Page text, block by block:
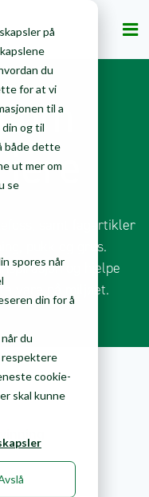
på
du
for at vi
til a
og til
både dette
ut mer om
se
spores når
din for å
du
cookie-
skal kunne
samt fagartikler
pukk og grus.
og hjelpe
vare på miljøet.